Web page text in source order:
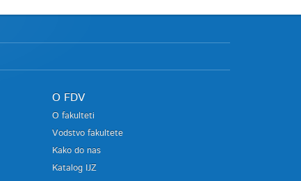
O FDV
O fakulteti
Vodstvo fakultete
Kako do nas
Katalog IJZ